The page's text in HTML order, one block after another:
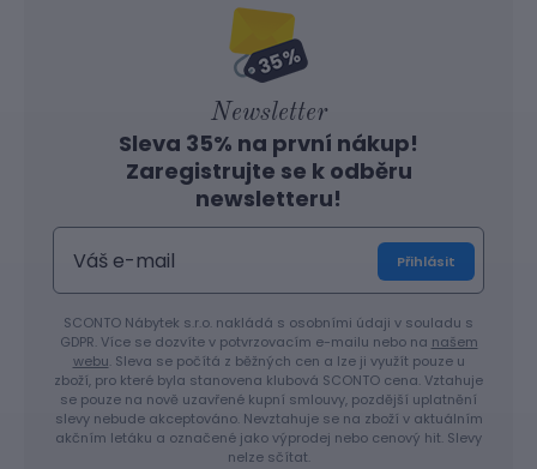
Newsletter
Sleva 35% na první nákup!
Zaregistrujte se k odběru
newsletteru!
Přihlásit
SCONTO Nábytek s.r.o. nakládá s osobními údaji v souladu s
GDPR. Více se dozvíte v potvrzovacím e-mailu nebo na našem
webu. Sleva se počítá z běžných cen a lze ji využít pouze u
zboží, pro které byla stanovena klubová SCONTO cena. Vztahuje
se pouze na nově uzavřené kupní smlouvy, pozdější uplatnění
slevy nebude akceptováno. Nevztahuje se na zboží v aktuálním
akčním letáku a označené jako výprodej nebo cenový hit. Slevy
nelze sčítat.